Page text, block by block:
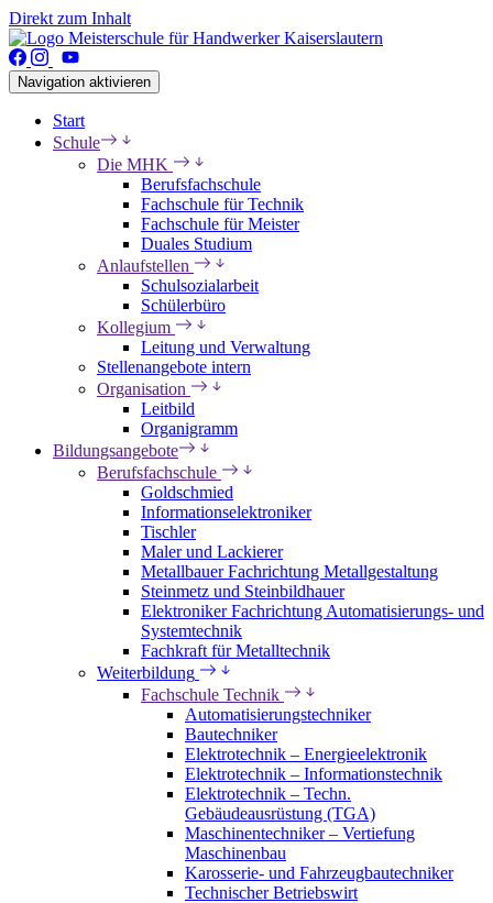
Direkt zum Inhalt
Navigation aktivieren
Start
Schule
Die MHK
Berufsfachschule
Fachschule für Technik
Fachschule für Meister
Duales Studium
Anlaufstellen
Schulsozialarbeit
Schülerbüro
Kollegium
Leitung und Verwaltung
Stellenangebote intern
Organisation
Leitbild
Organigramm
Bildungsangebote
Berufsfachschule
Goldschmied
Informationselektroniker
Tischler
Maler und Lackierer
Metallbauer Fachrichtung Metallgestaltung
Steinmetz und Steinbildhauer
Elektroniker Fachrichtung Automatisierungs- und
Systemtechnik
Fachkraft für Metalltechnik
Weiterbildung
Fachschule Technik
Automatisierungstechniker
Bautechniker
Elektrotechnik – Energieelektronik
Elektrotechnik – Informationstechnik
Elektrotechnik – Techn.
Gebäudeausrüstung (TGA)
Maschinentechniker – Vertiefung
Maschinenbau
Karosserie- und Fahrzeugbautechniker
Technischer Betriebswirt